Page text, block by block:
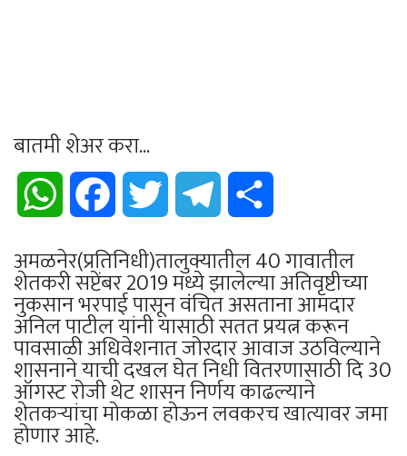
बातमी शेअर करा...
WhatsApp Facebook Twitter Telegram
अमळनेर(प्रतिनिधी)तालुक्यातील 40 गावातील
शेतकरी सप्टेंबर 2019 मध्ये झालेल्या अतिवृष्टीच्या
नुकसान भरपाई पासून वंचित असताना आमदार
अनिल पाटील यांनी यासाठी सतत प्रयत्न करून
पावसाळी अधिवेशनात जोरदार आवाज उठविल्याने
शासनाने याची दखल घेत निधी वितरणासाठी दि 30
ऑगस्ट रोजी थेट शासन निर्णय काढल्याने
शेतकऱ्यांचा मोकळा होऊन लवकरच खात्यावर जमा
होणार आहे.